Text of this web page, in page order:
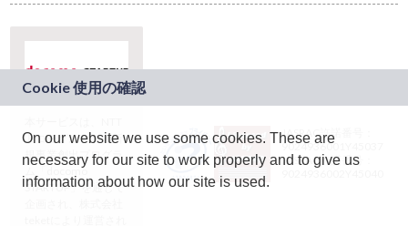
ドコモグループの新
規事業創出プログラ
ム「docomo
STARTUP」を通じて
JASRAC許諾番号：
9024936001Y45037
JASRAC許諾番号：
On our website we use some cookies. These are
necessary for our site to work properly and to give us
information about how our site is used.